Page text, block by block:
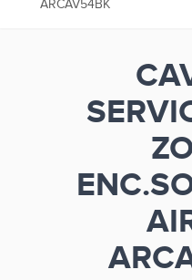
ARCAV54BK